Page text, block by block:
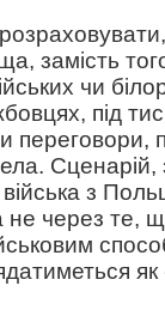
замість
чи
під
переговори,
Сценарій,
з
не через те,